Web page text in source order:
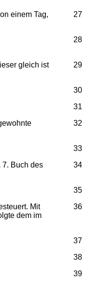
27
einem Tag,
28
29
gleich ist
30
31
32
33
34
Buch des
35
36
Mit
dem im
37
38
39